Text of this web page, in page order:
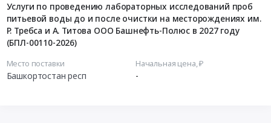
Услуги по проведению лабораторных исследований проб
питьевой воды до и после очистки на месторождениях им.
Р. Требса и А. Титова ООО Башнефть-Полюс в 2027 году
(БПЛ-00110-2026)
Место поставки
Башкортостан респ
Начальная цена, ₽
-